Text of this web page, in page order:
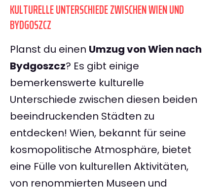
KULTURELLE UNTERSCHIEDE ZWISCHEN WIEN UND
BYDGOSZCZ
Planst du einen Umzug von Wien nach
Bydgoszcz? Es gibt einige
bemerkenswerte kulturelle
Unterschiede zwischen diesen beiden
beeindruckenden Städten zu
entdecken! Wien, bekannt für seine
kosmopolitische Atmosphäre, bietet
eine Fülle von kulturellen Aktivitäten,
von renommierten Museen und